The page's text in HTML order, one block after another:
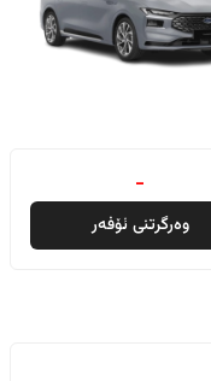
-
وەرگرتنی ئۆفەر